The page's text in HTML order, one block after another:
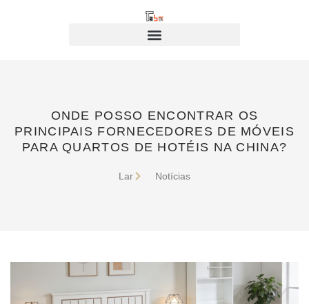
ONDE POSSO ENCONTRAR OS
PRINCIPAIS FORNECEDORES DE MÓVEIS
PARA QUARTOS DE HOTÉIS NA CHINA?
Lar Notícias